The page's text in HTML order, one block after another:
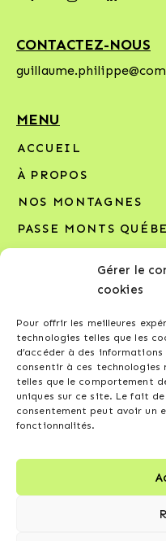
Gérer le
cookies
Pour offrir les meilleures
technologies telles que les
d’accéder à des
consentir à ces technologies
telles que le comportement
uniques sur ce site. Le fait
consentement peut avoir un
fonctionnalités.
CONTACTEZ-NOUS
MENU
ACCUEIL
À PROPOS
NOS MONTAGNES
PASSE MONTS
NOUS JOINDRE
INSCRIVEZ-VOUS À
Votre adresse courriel*
J’accepte de
communications de la
politique de